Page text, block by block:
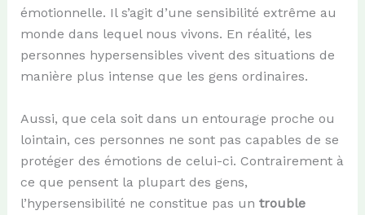
émotionnelle. Il s’agit d’une sensibilité extrême au
monde dans lequel nous vivons. En réalité, les
personnes hypersensibles vivent des situations de
manière plus intense que les gens ordinaires.
Aussi, que cela soit dans un entourage proche ou
lointain, ces personnes ne sont pas capables de se
protéger des émotions de celui-ci. Contrairement à
ce que pensent la plupart des gens,
l’hypersensibilité ne constitue pas un trouble